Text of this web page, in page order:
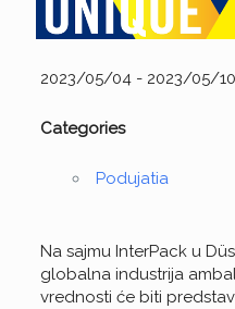
2023/05/04 - 2023/05/10
Categories
Podujatia
Na sajmu InterPack u
globalna industrija
vrednosti će biti